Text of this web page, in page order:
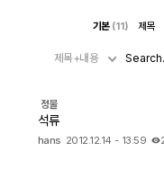
오프라인
기본 (11) 제목
제목+내용
정물
석류
hans 2012.12.14 - 13:59